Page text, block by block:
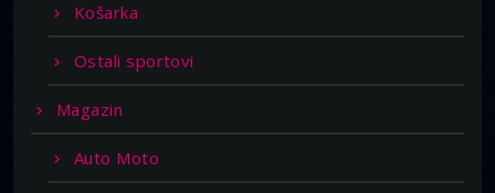
Košarka
Ostali sportovi
Magazin
Auto Moto